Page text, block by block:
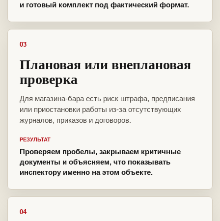
и готовый комплект под фактический формат.
03
Плановая или внеплановая
проверка
Для магазина-бара есть риск штрафа, предписания
или приостановки работы из-за отсутствующих
журналов, приказов и договоров.
РЕЗУЛЬТАТ
Проверяем пробелы, закрываем критичные
документы и объясняем, что показывать
инспектору именно на этом объекте.
04